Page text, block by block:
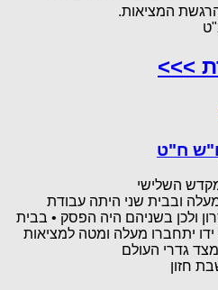
המציאות.
>>>
ח"ט
השלישי
ובבית שני היתה עבודת
ולכן בשניהם היה הפסק • בבית
ידו יתחברו מעלה ומטה למציאות
גדרי העולם
חזון